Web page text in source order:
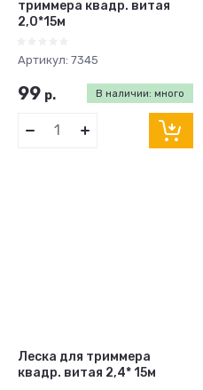
триммера квадр. витая
2,0*15м
Артикул: 7345
В наличии: много
99 р.
Леска для триммера
квадр. витая 2,4* 15м